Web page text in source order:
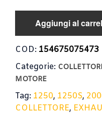
Aggiungi al
COD: 154675075473
Categorie:
MOTORE
Tag: 1250, 1250S,
COLLETTORE,